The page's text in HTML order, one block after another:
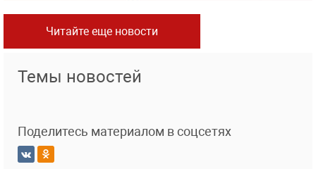
Читайте еще новости
Темы новостей
Поделитесь материалом в соцсетях